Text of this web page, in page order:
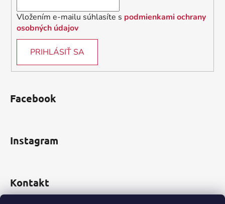
Vložením e-mailu súhlasíte s podmienkami ochrany
osobných údajov
PRIHLÁSIŤ SA
Facebook
Instagram
Kontakt